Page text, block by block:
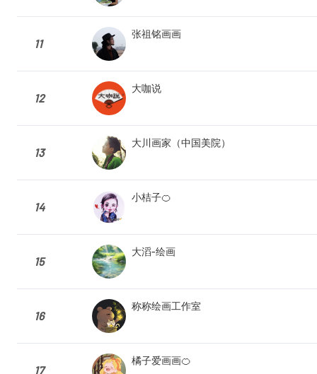
11
张祖铭画画
12
大咖说
13
大川画家（中国美院）
14
小桔子🍊
15
大滔-绘画
16
称称绘画工作室
17
橘子爱画画🍊